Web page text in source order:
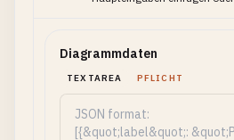
Diagrammdaten
TEXTAREA PFLICHT